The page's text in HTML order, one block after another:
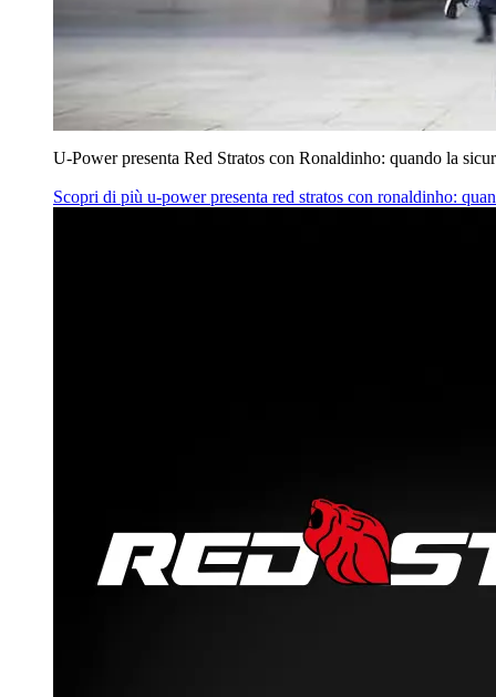
U‑Power presenta Red Stratos con Ronaldinho: quando la
Scopri di più u‑power presenta red stratos con ronaldinho: